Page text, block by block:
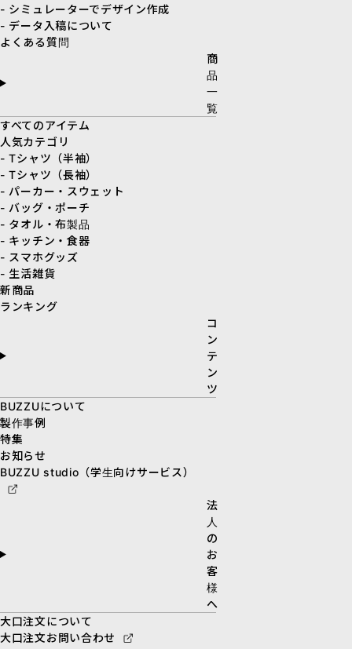
- シミュレーターでデザイン作成
- データ入稿について
よくある質問
商
品
一
覧
すべてのアイテム
人気カテゴリ
- Tシャツ（半袖）
- Tシャツ（長袖）
- パーカー・スウェット
- バッグ・ポーチ
- タオル・布製品
- キッチン・食器
- スマホグッズ
- 生活雑貨
新商品
ランキング
コ
ン
テ
ン
ツ
BUZZUについて
製作事例
特集
お知らせ
BUZZU studio（学生向けサービス）
法
人
の
お
客
様
へ
大口注文について
大口注文お問い合わせ